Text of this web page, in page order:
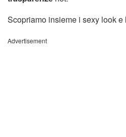
Scopriamo insieme i sexy look
Advertisement